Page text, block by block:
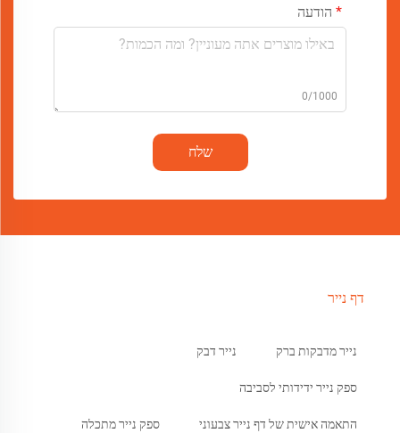
הודעה
0/1000
שלח
דף נייר
נייר מדבקות ברק נייר דבק
ספק נייר ידידותי לסביבה
התאמה אישית של דף נייר צבעוני ספק נייר מתכלה